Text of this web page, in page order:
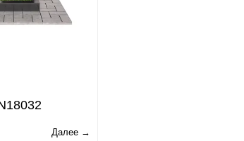
Далее →